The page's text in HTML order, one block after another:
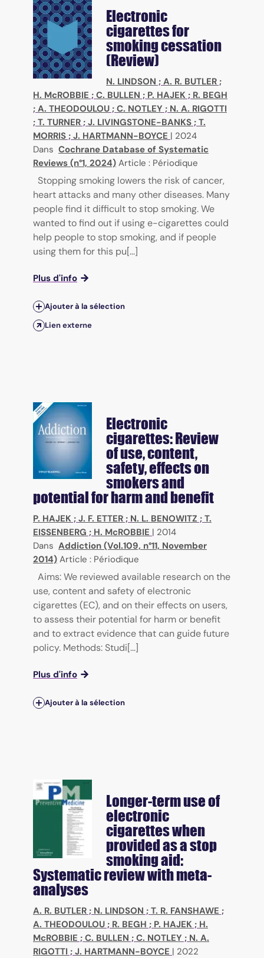
Electronic
cigarettes for
smoking cessation
(Review)
N. LINDSON ; A. R. BUTLER ;
H. McROBBIE ; C. BULLEN ; P. HAJEK ; R. BEGH
; A. THEODOULOU ; C. NOTLEY ; N. A. RIGOTTI
; T. TURNER ; J. LIVINGSTONE-BANKS ; T.
MORRIS ; J. HARTMANN-BOYCE | 2024
Dans Cochrane Database of Systematic
Reviews (n°1, 2024) Article : Périodique
Stopping smoking lowers the risk of cancer,
heart attacks and many other diseases. Many
people find it difficult to stop smoking. We
wanted to find out if using e-cigarettes could
help people to stop smoking, and if people
using them for this pu[...]
Plus d'info
Ajouter à la sélection
Lien externe
Electronic
cigarettes: Review
of use, content,
safety, effects on
smokers and
potential for harm and benefit
P. HAJEK ; J. F. ETTER ; N. L. BENOWITZ ; T.
EISSENBERG ; H. McROBBIE | 2014
Dans Addiction (Vol.109, n°11, November
2014) Article : Périodique
Aims: We reviewed available research on the
use, content and safety of electronic
cigarettes (EC), and on their effects on users,
to assess their potential for harm or benefit
and to extract evidence that can guide future
policy. Methods: Studi[...]
Plus d'info
Ajouter à la sélection
Longer-term use of
electronic
cigarettes when
provided as a stop
smoking aid:
Systematic review with meta-
analyses
A. R. BUTLER ; N. LINDSON ; T. R. FANSHAWE ;
A. THEODOULOU ; R. BEGH ; P. HAJEK ; H.
McROBBIE ; C. BULLEN ; C. NOTLEY ; N. A.
RIGOTTI ; J. HARTMANN-BOYCE | 2022